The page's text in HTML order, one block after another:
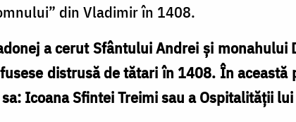
din Vladimir în 1408.
a cerut Sfântului Andrei și monahului
distrusă de tătari în 1408. În
Icoana Sfintei Treimi sau a Ospitalității